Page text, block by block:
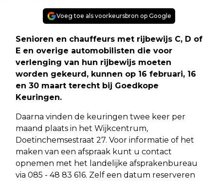
Voeg toe als voorkeursbron op Google
Senioren en chauffeurs met rijbewijs C, D of
E en overige automobilisten die voor
verlenging van hun rijbewijs moeten
worden gekeurd, kunnen op 16 februari, 16
en 30 maart terecht bij Goedkope
Keuringen.
Daarna vinden de keuringen twee keer per
maand plaats in het Wijkcentrum,
Doetinchemsestraat 27. Voor informatie of het
maken van een afspraak kunt u contact
opnemen met het landelijke afsprakenbureau
via 085 - 48 83 616. Zelf een datum reserveren